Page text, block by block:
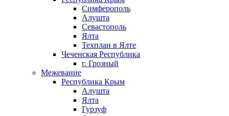
Симферополь
Алушта
Севастополь
Ялта
Техплан в Ялте
Чеченская Республика
г. Грозный
Межевание
Республика Крым
Алушта
Ялта
Гурзуф